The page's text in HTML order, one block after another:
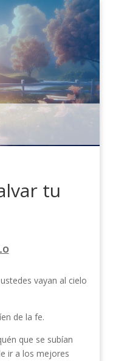
tu
vayan al cielo
de la fe.
que se subían
ir a los mejores